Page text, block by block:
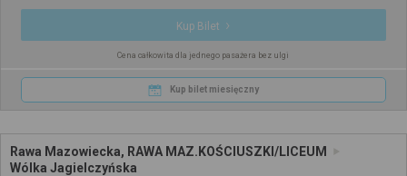
Kup Bilet
Cena całkowita dla jednego pasażera bez ulgi
Kup bilet miesięczny
Rawa Mazowiecka, RAWA MAZ.KOŚCIUSZKI/LICEUM
Wólka Jagielczyńska